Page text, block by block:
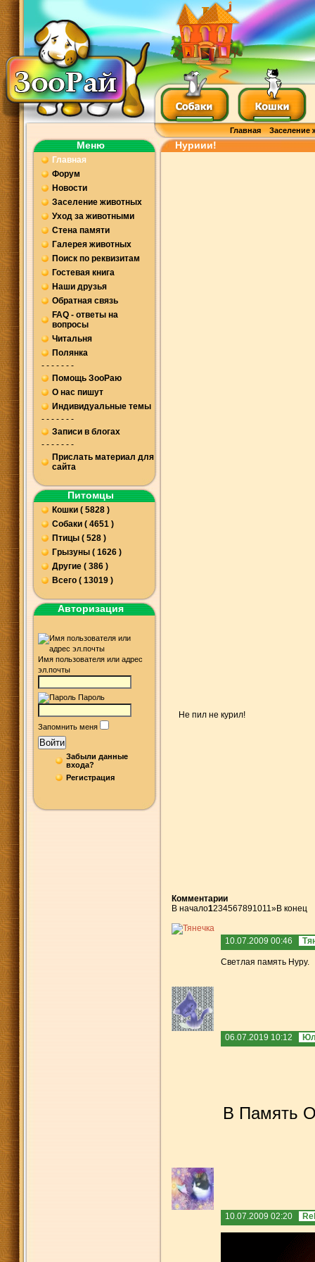
Главная Заселение
Меню
Главная
Форум
Новости
Заселение животных
Уход за животными
Стена памяти
Галерея животных
Поиск по реквизитам
Гостевая книга
Наши друзья
Обратная связь
FAQ - ответы на
вопросы
Читальня
Полянка
- - - - - - -
Помощь ЗооРаю
О нас пишут
Индивидуальные темы
- - - - - - -
Записи в блогах
- - - - - - -
Прислать материал для
сайта
Питомцы
Кошки ( 5828 )
Собаки ( 4651 )
Птицы ( 528 )
Грызуны ( 1626 )
Другие ( 386 )
Всего ( 13019 )
Авторизация
Имя пользователя или адрес
эл.почты
Пароль
Запомнить меня
Войти
Забыли данные
входа?
Регистрация
Нуриии!
Не пил не курил!
Комментарии
В начало1234567891011»В конец
10.07.2009 00:46
Светлая память Нуру.
06.07.2019 10:12
В Память О
10.07.2009 02:20